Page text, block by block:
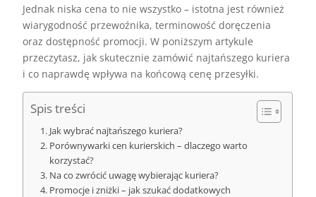
Jednak niska cena to nie wszystko – istotna jest również
wiarygodność przewoźnika, terminowość doręczenia
oraz dostępność promocji. W poniższym artykule
przeczytasz, jak skutecznie zamówić najtańszego kuriera
i co naprawdę wpływa na końcową cenę przesyłki.
Spis treści
Jak wybrać najtańszego kuriera?
Porównywarki cen kurierskich – dlaczego warto
korzystać?
Na co zwrócić uwagę wybierając kuriera?
Promocje i zniżki – jak szukać dodatkowych